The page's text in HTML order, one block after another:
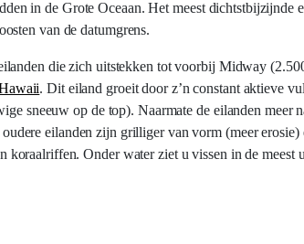
in de Grote Oceaan. Het meest dichtstbijzijnde
van de datumgrens.
die zich uitstekken tot voorbij Midway
. Dit eiland groeit door z’n constant aktieve
sneeuw op de top). Naarmate de eilanden meer
eilanden zijn grilliger van vorm (meer
koraalriffen. Onder water ziet u vissen in de